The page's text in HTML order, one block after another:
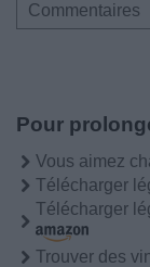
Commentaires
Pour
Vous aimez
Télécharger
Télécharger
Trouver des